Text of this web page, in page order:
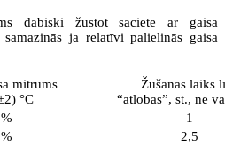
dabiski žūstot sacietē ar gaisa
samazinās ja relatīvi palielinās gaisa
mitrums
°C
Žūšanas laiks
“atlobās”, st., ne
1
2,5